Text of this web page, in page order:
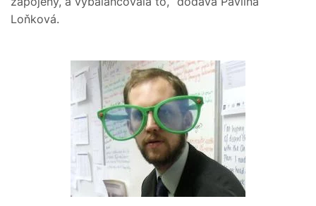
Loňková.